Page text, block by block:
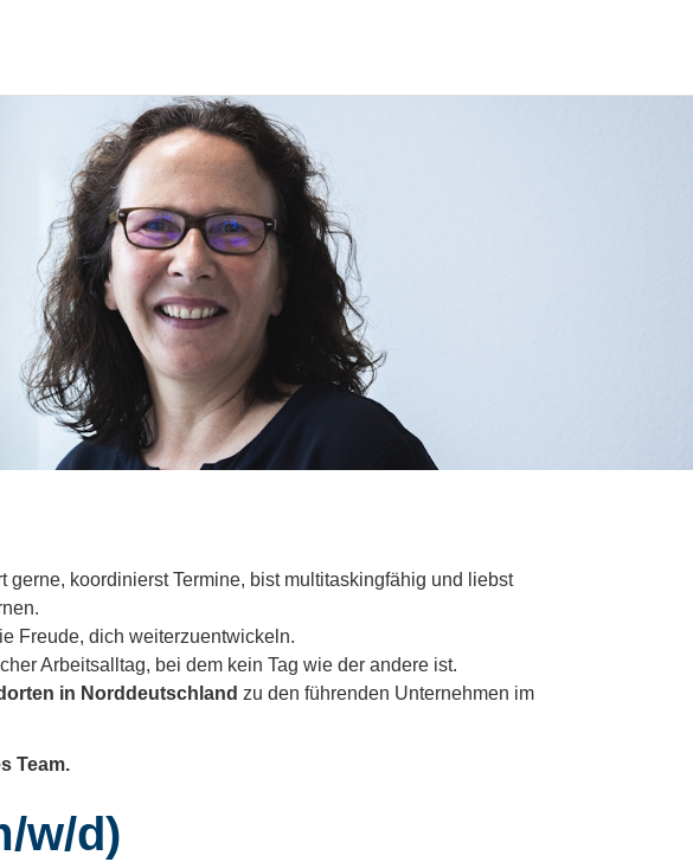
w/d)
koordinierst Termine, bist multitaskingfähig und liebst
Freude, dich weiterzuentwickeln.
Arbeitsalltag, bei dem kein Tag wie der andere ist.
in Norddeutschland zu den führenden Unternehmen im
Team.